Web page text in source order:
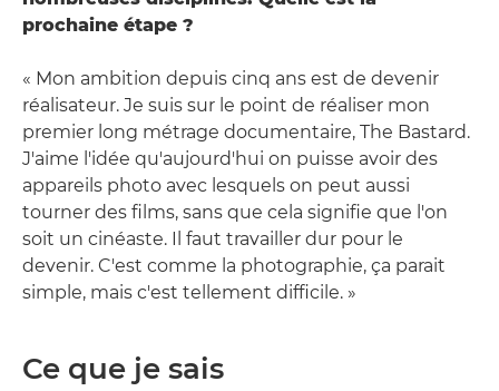
prochaine étape ?
« Mon ambition depuis cinq ans est de devenir
réalisateur. Je suis sur le point de réaliser mon
premier long métrage documentaire, The Bastard.
J'aime l'idée qu'aujourd'hui on puisse avoir des
appareils photo avec lesquels on peut aussi
tourner des films, sans que cela signifie que l'on
soit un cinéaste. Il faut travailler dur pour le
devenir. C'est comme la photographie, ça parait
simple, mais c'est tellement difficile. »
Ce que je sais